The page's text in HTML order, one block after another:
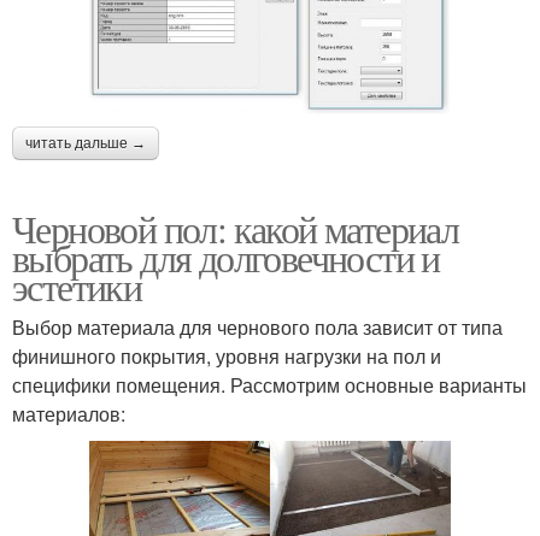
читать дальше →
Черновой пол: какой материал
выбрать для долговечности и
эстетики
Выбор материала для чернового пола зависит от типа
финишного покрытия, уровня нагрузки на пол и
специфики помещения. Рассмотрим основные варианты
материалов: